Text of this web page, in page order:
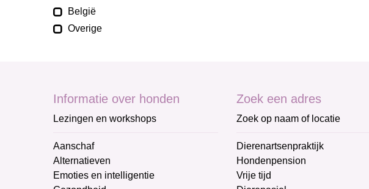
België
Overige
Informatie over honden
Lezingen en workshops
Aanschaf
Alternatieven
Emoties en intelligentie
Zoek een adres
Zoek op naam of locatie
Dierenartsenpraktijk
Hondenpension
Vrije tijd